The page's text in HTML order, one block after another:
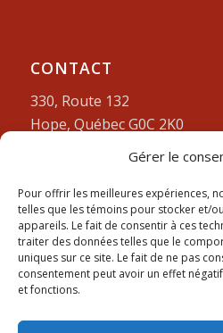
Gérer le
Pour offrir les meilleures expériences,
telles que les témoins pour stocker et/
appareils. Le fait de consentir à ces
traiter des données telles que le
uniques sur ce site. Le fait de ne pas
consentement peut avoir un effet
et fonctions.
CONTACT
330, Route 132
Hope, Québec G0C 2K0
Lundi-vendredi:9am à 4pm